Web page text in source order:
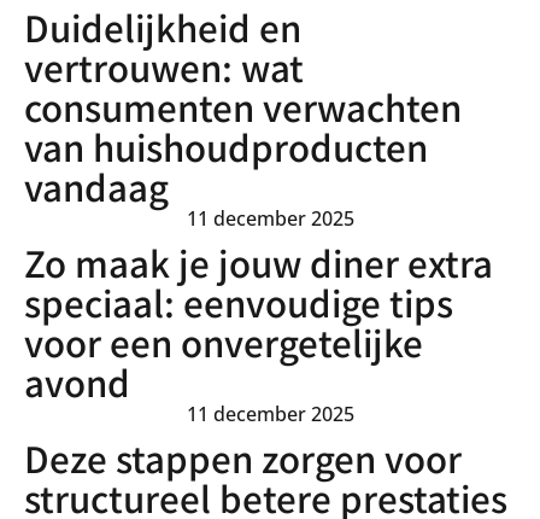
Duidelijkheid en
vertrouwen: wat
consumenten verwachten
van huishoudproducten
vandaag
11 december 2025
Zo maak je jouw diner extra
speciaal: eenvoudige tips
voor een onvergetelijke
avond
11 december 2025
Deze stappen zorgen voor
structureel betere prestaties